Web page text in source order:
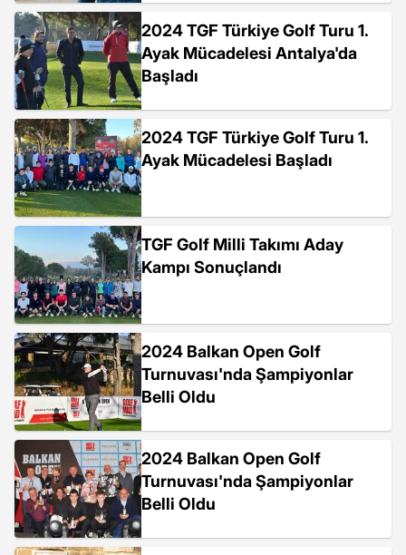
2024 TGF Türkiye Golf Turu 1.
Ayak Mücadelesi Antalya'da
Başladı
2024 TGF Türkiye Golf Turu 1.
Ayak Mücadelesi Başladı
TGF Golf Milli Takımı Aday
Kampı Sonuçlandı
2024 Balkan Open Golf
Turnuvası'nda Şampiyonlar
Belli Oldu
2024 Balkan Open Golf
Turnuvası'nda Şampiyonlar
Belli Oldu